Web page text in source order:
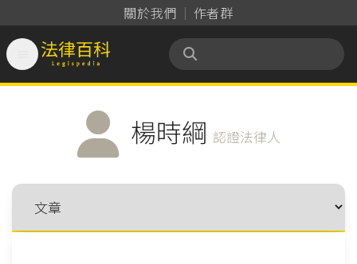
關於我們 作者群
法律百科 Legispedia
楊時綱 認證法律人